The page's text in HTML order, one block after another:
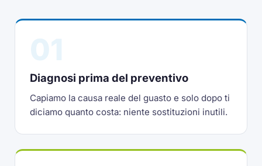
Diagnosi prima del preventivo
Capiamo la causa reale del guasto e solo dopo ti
diciamo quanto costa: niente sostituzioni inutili.